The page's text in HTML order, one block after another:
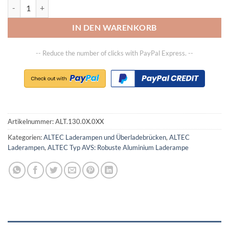
IN DEN WARENKORB
-- Reduce the number of clicks with PayPal Express. --
Artikelnummer:ALT.130.0X.0XX
Kategorien:ALTEC Laderampen und Überladebrücken, ALTEC
Laderampen, ALTEC Typ AVS: Robuste Aluminium Laderampe